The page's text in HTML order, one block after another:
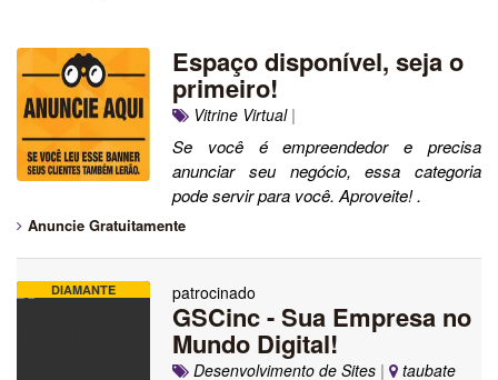
Espaço disponível, seja o
primeiro!
Vitrine Virtual|
Se você é empreendedor e precisa
anunciar seu negócio, essa categoria
pode servir para você. Aproveite! .
Anuncie Gratuitamente
DIAMANTE patrocinado
GSCinc - Sua Empresa no
Mundo Digital!
Desenvolvimento de Sites |
taubate